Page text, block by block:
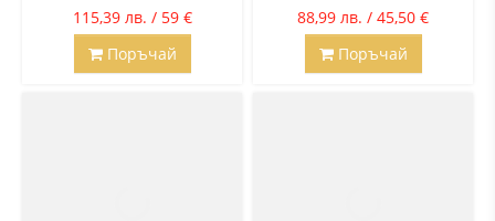
115,39 лв. / 59 €
Поръчай
88,99 лв. / 45,50 €
Поръчай